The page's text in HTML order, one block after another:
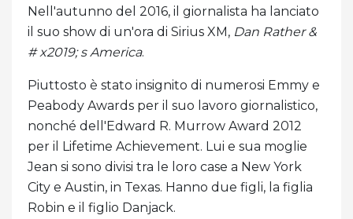
Nell'autunno del 2016, il giornalista ha lanciato
il suo show di un'ora di Sirius XM, Dan Rather &
# x2019; s America.
Piuttosto è stato insignito di numerosi Emmy e
Peabody Awards per il suo lavoro giornalistico,
nonché dell'Edward R. Murrow Award 2012
per il Lifetime Achievement. Lui e sua moglie
Jean si sono divisi tra le loro case a New York
City e Austin, in Texas. Hanno due figli, la figlia
Robin e il figlio Danjack.